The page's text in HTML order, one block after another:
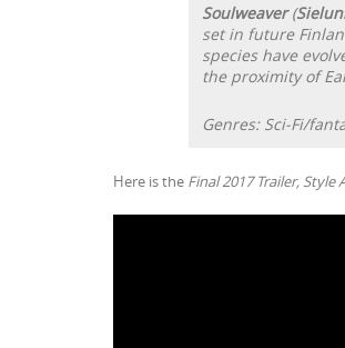
Soulweaver(
set in future
species have
the proximity of
Genres: Sci-Fi/
Here is the Final 2017 Trailer, Style